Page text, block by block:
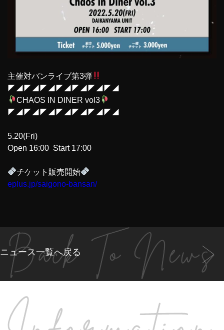
主催対バンライブ第3弾
◤◢◤◢◤◢◤◢◤◢◤◢◤◢
CHAOS IN DINER vol3
◤◢◤◢◤◢◤◢◤◢◤◢◤◢
5.20(Fri)
Open 16:00 Start 17:00
チケット販売開始
eplus.jp/saigono-bansan/
ニュース一覧へ戻る